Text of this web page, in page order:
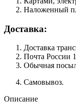
Наложенный
Доставка:
Доставка
Почта России
Обычная
Самовывоз.
Описание